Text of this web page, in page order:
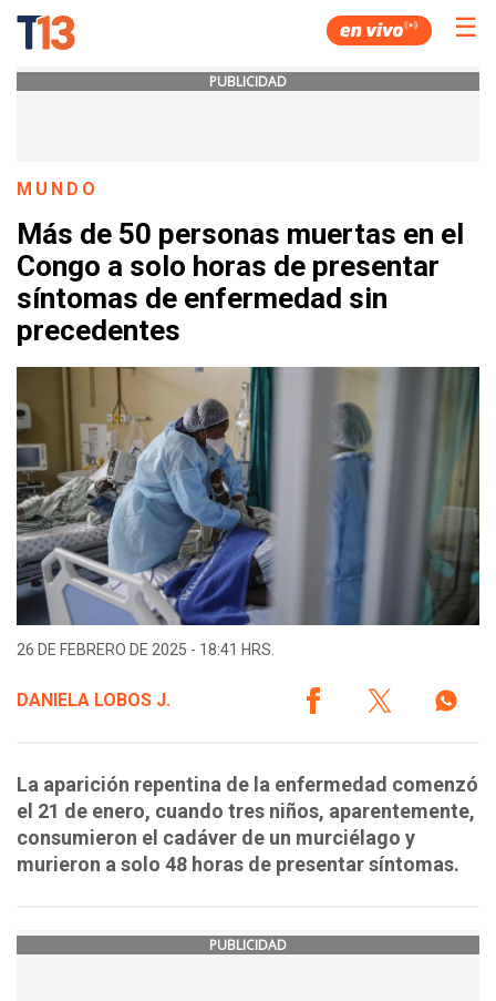
☰
PUBLICIDAD
MUNDO
Más de 50 personas muertas en el
Congo a solo horas de presentar
síntomas de enfermedad sin
precedentes
26 DE FEBRERO DE 2025 - 18:41 HRS.
DANIELA LOBOS J.
La aparición repentina de la enfermedad comenzó
el 21 de enero, cuando tres niños, aparentemente,
consumieron el cadáver de un murciélago y
murieron a solo 48 horas de presentar síntomas.
PUBLICIDAD